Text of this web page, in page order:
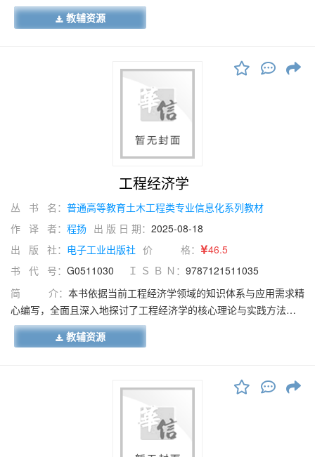
建设工程代理法律制度，建设工程物权法律制度，建设工程债权法
律制度，建设工程担保法律制度，建设工程合同法律制度，建设工
察、设计、监理法律制度，建设工程安全生产法律制度，建设工程
质量法律制度，以及建设工程纠纷解决法律制度。本教材结合行业
实际，强调理论与实际操作的结合，通过案例分析和实际解决思路
的讲解，帮助学生深入理解和应用知识。每章设有明确的学习要
求，且配有单选题、多选题等多样化练习，旨在巩固学生的知识掌
握并提升学生解决问题的能力。本教材不仅适用于高等职业院校建
筑工程专业学生的学习，还是备考注册一、二级建造师执业资格考
试的重要参考书。通过系统学习和练习，学生将全面掌握建设工程
法规，为未来的职业生涯奠定坚实的法律基础。
教辅资源
工程经济学
丛 书 名： 普通高等教育土木工程类专业信息化系列教材
作 译 者： 程扬 出 版 日 期： 2025-08-18
出 版 社： 电子工业出版社 价 格：
46.5
书 代 号： G0511030 Ｉ Ｓ Ｂ Ｎ： 9787121511035
简 介： 本书依据当前工程经济学领域的知识体系与应用需求精
心编写，全面且深入地探讨了工程经济学的核心理论与实践方法。
内容涵盖工程经济学概论，现金流量与资金时间价值，工程经济评
价，工程项目投资、成本、收入、税金与利润，工程财务分析，经
等多个重要领域。本书采用模块化设计，结合实际案例分析，引入
最新的行业实践与数字化学习资源，旨在为学习者提供精准、高
效、实用的专业知识学习指南。同时，本书融入了党的二十大报告
精神与思政元素，以更好地培养学习者的政治素养和社会责任
教辅资源